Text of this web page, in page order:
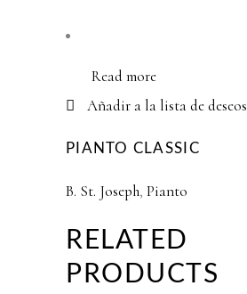
Read more
Añadir a la lista de deseos
PIANTO CLASSIC
B. St. Joseph, Pianto
RELATED
PRODUCTS